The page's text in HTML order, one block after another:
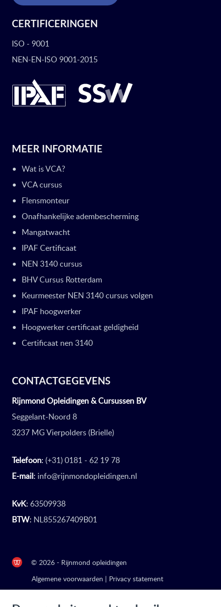
CERTIFICERINGEN
ISO - 9001
NEN-EN-ISO 9001-2015
MEER INFORMATIE
Wat is VCA?
VCA cursus
Flensmonteur
Onafhankelijke adembescherming
Mangatwacht
IPAF Certificaat
NEN 3140 cursus
BHV Cursus Rotterdam
Keurmeester NEN 3140 cursus volgen
IPAF hoogwerker
Hoogwerker certificaat geldigheid
Certificaat nen 3140
CONTACTGEGEVENS
Rijnmond Opleidingen & Cursussen BV
Seggelant-Noord 8
3237 MG Vierpolders (Brielle)
Telefoon: (+31) 0181 - 62 19 78
E-mail: info@rijnmondopleidingen.nl
KvK: 63509938
BTW: NL855267409B01
© 2026 - Rijnmond opleidingen
Algemene voorwaarden | Privacy statement